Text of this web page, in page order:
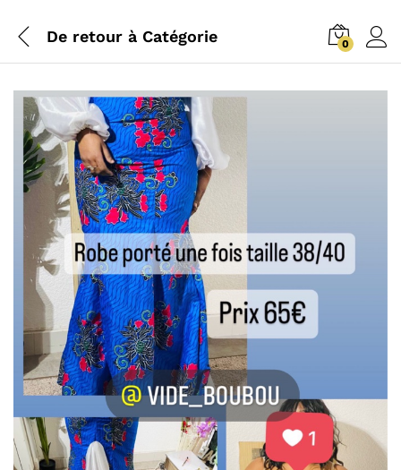
De retour à Catégorie 0